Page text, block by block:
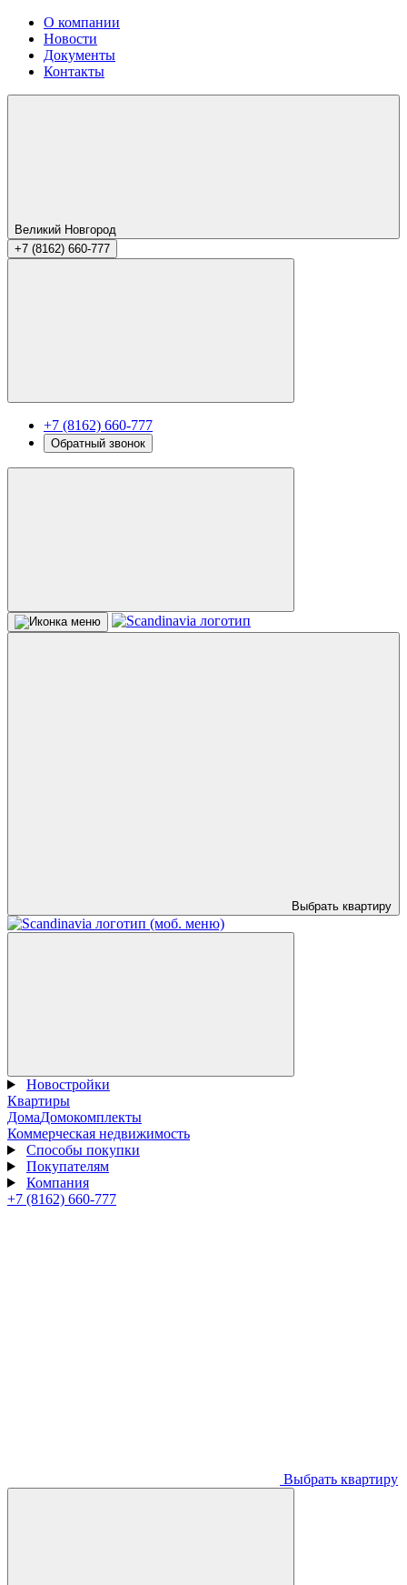
О компании
Новости
Документы
Контакты
Великий Новгород
+7 (8162) 660-777
+7 (8162) 660-777
Обратный звонок
Выбрать квартиру
Новостройки
Квартиры
ДомаДомокомплекты
Коммерческая недвижимость
Способы покупки
Покупателям
Компания
+7 (8162) 660-777
Выбрать квартиру